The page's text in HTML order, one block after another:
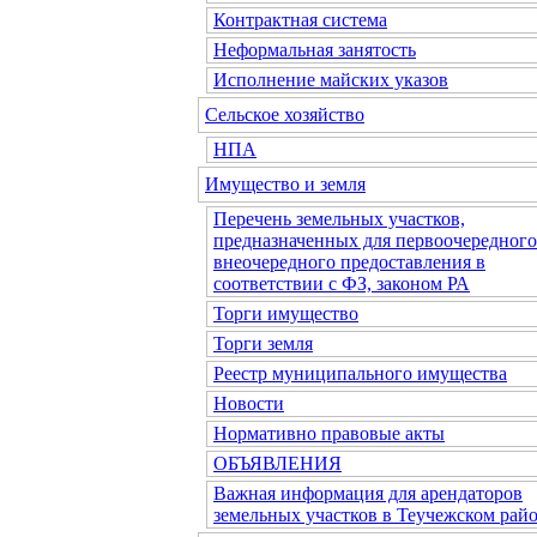
Контрактная система
Неформальная занятость
Исполнение майских указов
Сельское хозяйство
НПА
Имущество и земля
Перечень земельных участков,
предназначенных для
внеочередного предоставления в
соответствии с ФЗ, законом РА
Торги имущество
Торги земля
Реестр муниципального имущества
Новости
Нормативно правовые акты
ОБЪЯВЛЕНИЯ
Важная информация для арендаторов
земельных участков в Теучежском